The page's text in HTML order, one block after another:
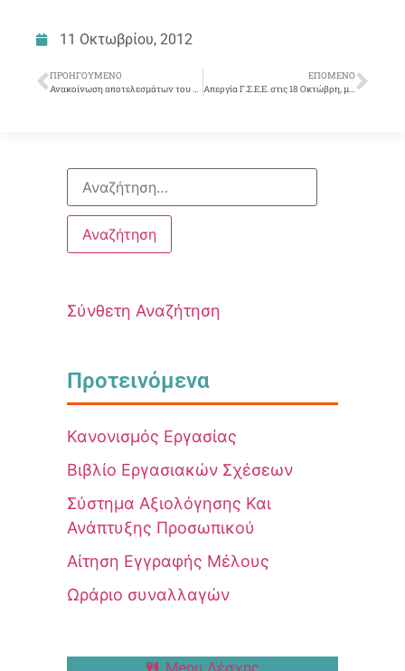
11 Οκτωβρίου, 2012
ΠΡΟΗΓΟΎΜΕΝΟ
Ανακοίνωση αποτελεσμάτων του Πανελλήνιου διαγωνισμού ΛΟΓΟΤΕΧΝΙΑΣ 2012
ΕΠΌΜΕΝΟ
Απεργία Γ.Σ.Ε.Ε. στις 18 Οκτώβρη, με ενότητα, αλληλεγγύη και αγώνα απαντάμε στα σχέδια Κυβέρνησης και τρόϊκας
Σύνθετη Αναζήτηση
Προτεινόμενα
Κανονισμός Εργασίας
Βιβλίο Εργασιακών Σχέσεων
Σύστημα Αξιολόγησης Και
Ανάπτυξης Προσωπικού
Αίτηση Εγγραφής Μέλους
Ωράριο συναλλαγών